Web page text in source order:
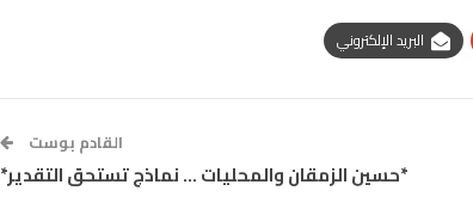
البريد الإلكتروني
القادم بوست
*حسين الزمقان والمحليات … نماذج تستحق التقدير*